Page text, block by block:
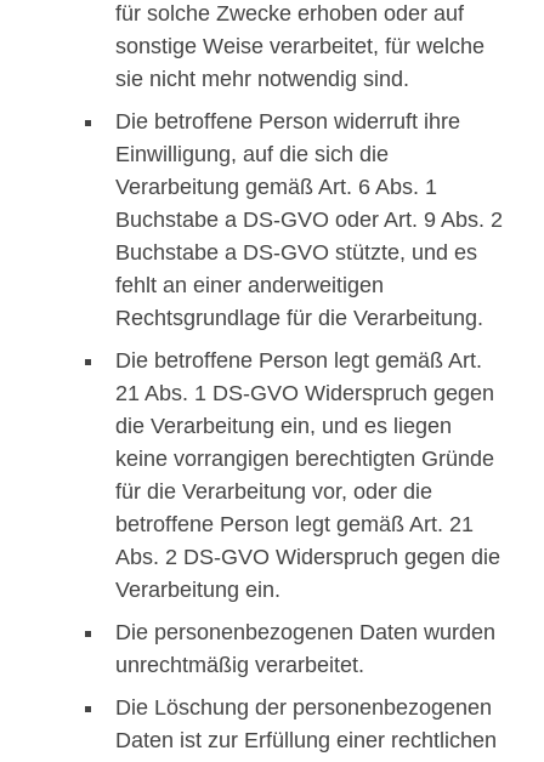
für solche Zwecke erhoben oder auf
sonstige Weise verarbeitet, für welche
sie nicht mehr notwendig sind.
Die betroffene Person widerruft ihre
Einwilligung, auf die sich die
Verarbeitung gemäß Art. 6 Abs. 1
Buchstabe a DS-GVO oder Art. 9 Abs. 2
Buchstabe a DS-GVO stützte, und es
fehlt an einer anderweitigen
Rechtsgrundlage für die Verarbeitung.
Die betroffene Person legt gemäß Art.
21 Abs. 1 DS-GVO Widerspruch gegen
die Verarbeitung ein, und es liegen
keine vorrangigen berechtigten Gründe
für die Verarbeitung vor, oder die
betroffene Person legt gemäß Art. 21
Abs. 2 DS-GVO Widerspruch gegen die
Verarbeitung ein.
Die personenbezogenen Daten wurden
unrechtmäßig verarbeitet.
Die Löschung der personenbezogenen
Daten ist zur Erfüllung einer rechtlichen